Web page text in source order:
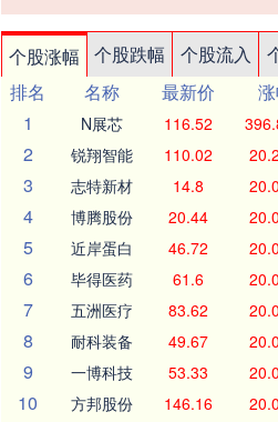
个股涨幅 个股跌幅 个股流入
排名
名称 最新价
1
N展芯 116.52
2 锐翔智能 110.02
3 志特新材 14.8
4 博腾股份 20.44
5 近岸蛋白 46.72
6 毕得医药 61.6
7 五洲医疗 83.62
8 耐科装备 49.67
9 一博科技 53.33
10 方邦股份 146.16